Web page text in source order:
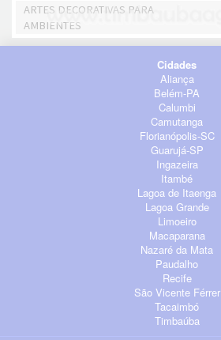
ARTES DECORATIVAS PARA
AMBIENTES
Cidades
Aliança
Belém-PA
Calumbi
Camutanga
Florianópolis-SC
Guarujá-SP
Ingazeira
Itambé
Lagoa de Itaenga
Lagoa Grande
Limoeiro
Macaparana
Nazaré da Mata
Paudalho
Recife
São Vicente Férrer
Tacaimbó
Timbaúba